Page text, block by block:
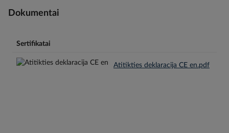
Dokumentai
Sertifikatai
Atitikties deklaracija CE en.pdf